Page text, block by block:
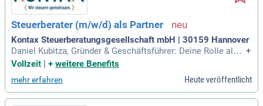
Steuerberater (m/w/d) als Partner
Kontax Steuerberatungsgesellschaft mbH | 30159 Hannover
Daniel Kubitza, Gründer & Geschäftsführer: Deine Rolle als P
artner:in: Verantwortung übernehmen: Du führst einen Stand
sie weiter.
+
Vollzeit | + weitere Benefits
mehr erfahren Heute veröffentlicht